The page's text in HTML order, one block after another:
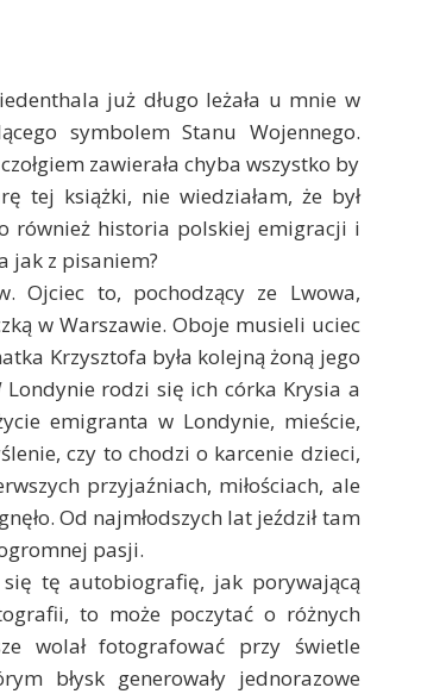
już długo leżała u mnie w
symbolem Stanu Wojennego.
zawierała chyba wszystko by
tej książki, nie wiedziałam, że był
również historia polskiej emigracji i
jak z pisaniem?
Ojciec to, pochodzący ze Lwowa,
w Warszawie. Oboje musieli uciec
Krzysztofa była kolejną żoną jego
rodzi się ich córka Krysia a
emigranta w Londynie, mieście,
czy to chodzi o karcenie dzieci,
przyjaźniach, miłościach, ale
Od najmłodszych lat jeździł tam
pasji.
tę autobiografię, jak porywającą
to może poczytać o różnych
wolał fotografować przy świetle
błysk generowały jednorazowe